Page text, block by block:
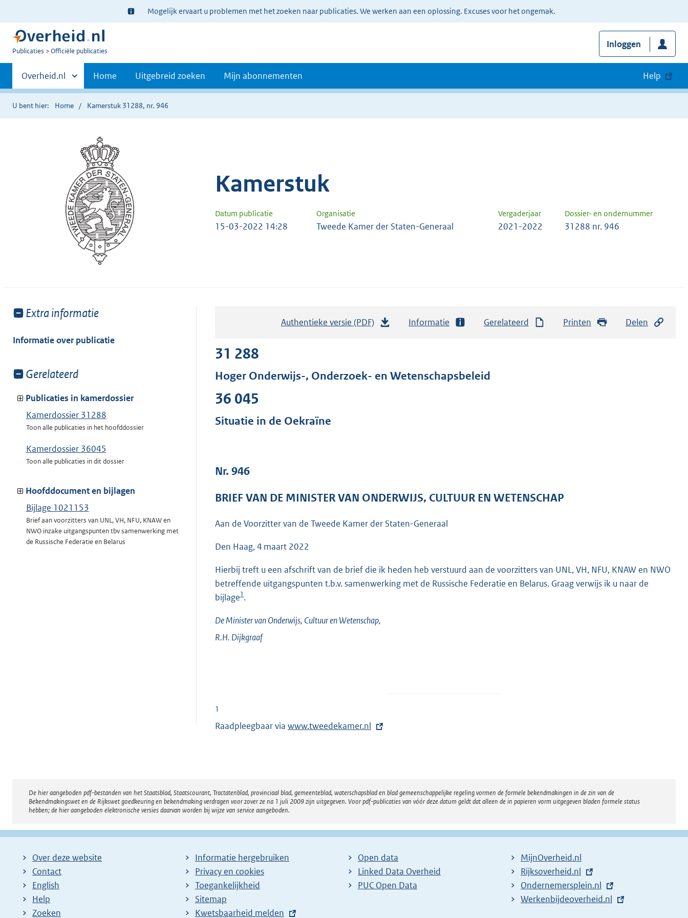
Ter
informatie:
Mogelijk ervaart u problemen met het zoeken naar publicaties. We werken aan een oplossing. Excuses voor het ongemak.
U
Publicaties Officiële publicaties
Inloggen
Primaire
navigatie
Andere
sites
binnen
Overheid.nl Home Uitgebreid zoeken Mijn abonnementen Help
U bent hier: Home Kamerstuk 31288, nr. 946
Kamerstuk
Datum publicatie Organisatie Vergaderjaar Dossier- en ondernummer
15-03-2022 14:28 Tweede Kamer der Staten-Generaal 2021-2022 31288 nr. 946
Toon
van:
Extra informatie
Informatie over publicatie
Toon
van:
Gerelateerd
Publicaties in kamerdossier
Kamerdossier 31288
Toon alle publicaties in het hoofddossier
Kamerdossier 36045
Toon alle publicaties in dit dossier
Hoofddocument en bijlagen
Bijlage 1021153
Brief aan voorzitters van UNL, VH, NFU, KNAW en
NWO inzake uitgangspunten tbv samenwerking met
de Russische Federatie en Belarus
Authentieke versie (PDF)
a
t
:
K
b
Informatie Gerelateerd Printen Delen
31 288
Hoger Onderwijs-, Onderzoek- en Wetenschapsbeleid
36 045
Situatie in de Oekraïne
Nr. 946
BRIEF VAN DE MINISTER VAN ONDERWIJS, CULTUUR EN WETENSCHAP
Aan de Voorzitter van de Tweede Kamer der Staten-Generaal
Den Haag, 4 maart 2022
Hierbij treft u een afschrift van de brief die ik heden heb verstuurd aan de voorzitters van UNL, VH, NFU, KNAW en NWO
betreffende uitgangspunten t.b.v. samenwerking met de Russische Federatie en Belarus. Graag verwijs ik u naar de
bijlage1.
De Minister van Onderwijs, Cultuur en Wetenschap,
R.H. Dijkgraaf
1
Raadpleegbaar via E
n
e
i
k
www.tweedekamer.nl
Disclaimer
De hier aangeboden pdf-bestanden van het Staatsblad, Staatscourant, Tractatenblad, provinciaal blad, gemeenteblad, waterschapsblad en blad gemeenschappelijke regeling vormen de formele bekendmakingen in de zin van de
Bekendmakingswet en de Rijkswet goedkeuring en bekendmaking verdragen voor zover ze na 1 juli 2009 zijn uitgegeven. Voor pdf-publicaties van vóór deze datum geldt dat alleen de in papieren vorm uitgegeven bladen formele status
hebben; de hier aangeboden elektronische versies daarvan worden bij wijze van service aangeboden.
Over deze website
Contact
English
Help
Zoeken
Informatie hergebruiken
Privacy en cookies
Toegankelijkheid
Sitemap
E
Kwetsbaarheid melden
Open data
Linked Data Overheid
PUC Open Data
MijnOverheid.nl
E
x
t
Rijksoverheid.nl
E
x
Ondernemersplein.nl
E
Werkenbijdeoverheid.nl